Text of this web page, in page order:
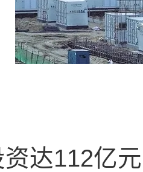
达112亿